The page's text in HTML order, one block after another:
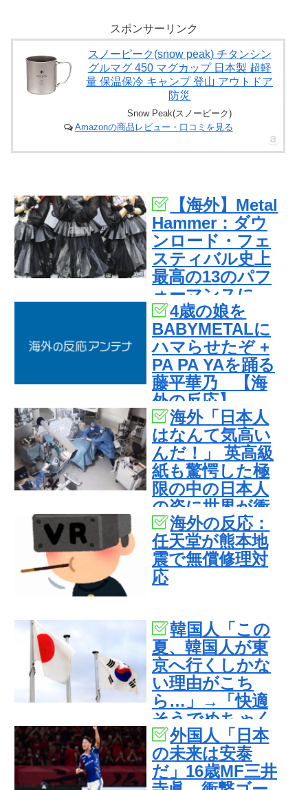
スポンサーリンク
スノーピーク(snow peak) チタンシン
グルマグ 450 マグカップ 日本製 超軽
量 保温保冷 キャンプ 登山 アウトドア
防災
Snow Peak(スノーピーク)
Amazonの商品レビュー・口コミを見る
【海外】Metal
Hammer：ダウ
ンロード・フェ
スティバル史上
最高の13のパフ
ォーマンスに
BABYMETAL
4歳の娘を
BABYMETALに
ハマらせたぞ +
PA PA YAを踊る
藤平華乃 【海
外の反応】
海外「日本人
はなんて気高い
んだ！」 英高級
紙も驚愕した極
限の中の日本人
の姿に世界が衝
撃海外の反応：
任天堂が熊本地
震で無償修理対
応
韓国人「この
夏、韓国人が東
京へ行くしかな
い理由がこち
ら…」→「快適
そうでめちゃく
ちゃ羨ましい…
（ﾌﾞﾙﾌﾞﾙ」＝韓
国の反応
外国人「日本
の未来は安泰
だ」16歳MF三井